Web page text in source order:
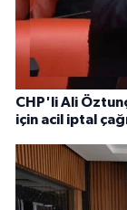
CHP'li Ali
için acil iptal